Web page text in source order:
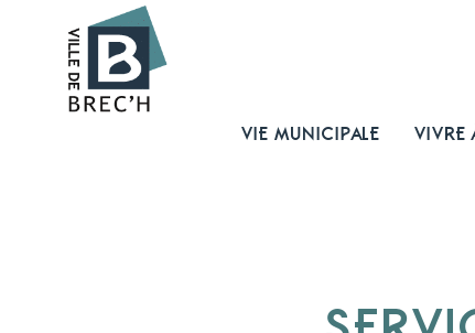
VIE MUNICIPALE VIVRE